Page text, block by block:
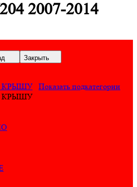
2007-2014
Закрыть
КРЫШУ
Показать подкатегории
КРЫШУ